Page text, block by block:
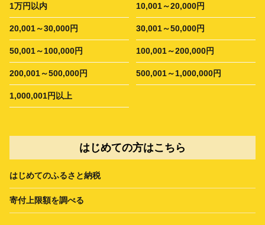
1万円以内 10,001～20,000円
20,001～30,000円 30,001～50,000円
50,001～100,000円 100,001～200,000円
200,001～500,000円 500,001～1,000,000円
1,000,001円以上
はじめての方はこちら
はじめてのふるさと納税
寄付上限額を調べる